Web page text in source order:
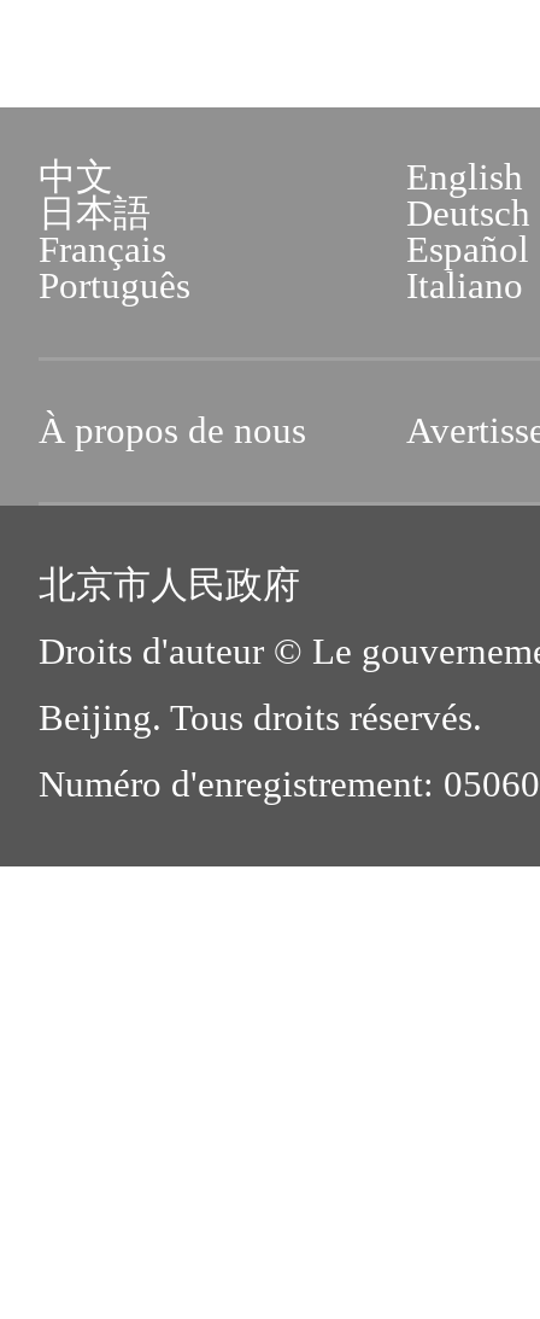
中文
English
日本語
Deutsch
Français
Español
Português
Italiano
À propos de nous
北京市人民政府
Droits d'auteur © Le
Beijing. Tous droits réservés.
Numéro d'enregistrement: